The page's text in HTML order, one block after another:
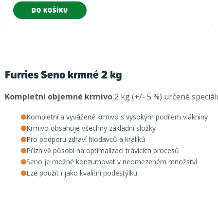
DO KOŠÍKU
Furries Seno krmné 2 kg
Kompletní objemné krmivo 2 kg (+/- 5 %) určené
Kompletní a vyvážené krmivo s vysokým podílem vlákniny
Krmivo obsahuje všechny základní složky
Pro podporu zdraví hlodavců a králíků
Příznivě působí na optimalizaci trávicích procesů
Seno je možné konzumovat v neomezeném množství
Lze použít i jako kvalitní podestýlku